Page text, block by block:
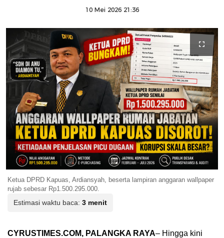
10 Mei 2026 21:36
Ketua DPRD Kapuas, Ardiansyah, beserta lampiran anggaran wallpaper
rujab sebesar Rp1.500.295.000.
Estimasi waktu baca: 3 menit
CYRUSTIMES.COM, PALANGKA RAYA– Hingga kini